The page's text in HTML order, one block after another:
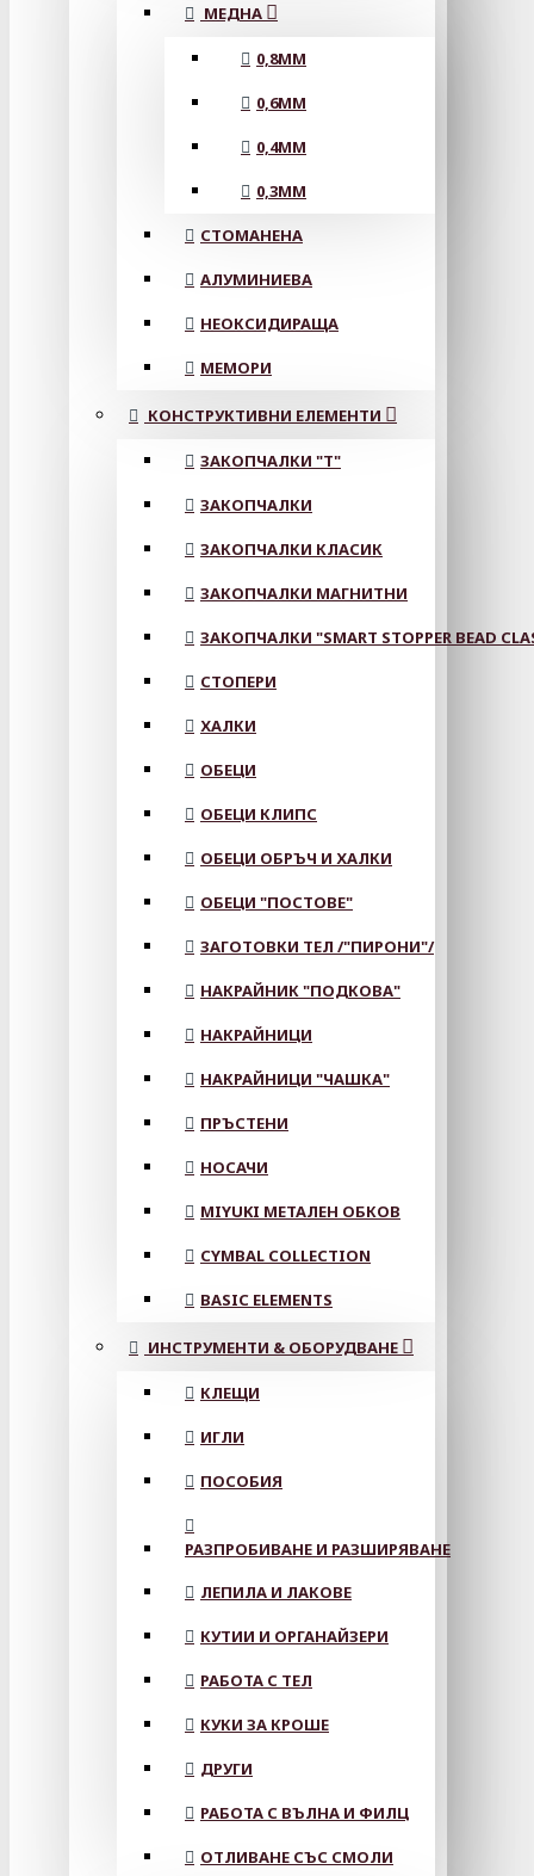
МЕДНА
0,8MM
0,6MM
0,4MM
0,3MM
СТОМАНЕНА
АЛУМИНИЕВА
НЕОКСИДИРАЩА
МЕМОРИ
КОНСТРУКТИВНИ ЕЛЕМЕНТИ
ЗАКОПЧАЛКИ "Т"
ЗАКОПЧАЛКИ
ЗАКОПЧАЛКИ КЛАСИК
ЗАКОПЧАЛКИ МАГНИТНИ
ЗАКОПЧАЛКИ "SMART STOPPER BEAD
СТОПЕРИ
ХАЛКИ
ОБЕЦИ
ОБЕЦИ КЛИПС
ОБЕЦИ ОБРЪЧ И ХАЛКИ
ОБЕЦИ "ПОСТОВЕ"
ЗАГОТОВКИ ТЕЛ /"ПИРОНИ"/
НАКРАЙНИК "ПОДКОВА"
НАКРАЙНИЦИ
НАКРАЙНИЦИ "ЧАШКА"
ПРЪСТЕНИ
НОСАЧИ
MIYUKI МЕТАЛЕН ОБКОВ
CYMBAL COLLECTION
BASIC ELEMENTS
ИНСТРУМЕНТИ & ОБОРУДВАНЕ
КЛЕЩИ
ИГЛИ
ПОСОБИЯ
РАЗПРОБИВАНЕ И РАЗШИРЯВАНЕ
ЛЕПИЛА И ЛАКОВЕ
КУТИИ И ОРГАНАЙЗЕРИ
РАБОТА С ТЕЛ
КУКИ ЗА КРОШЕ
ДРУГИ
РАБОТА С ВЪЛНА И ФИЛЦ
ОТЛИВАНЕ СЪС СМОЛИ